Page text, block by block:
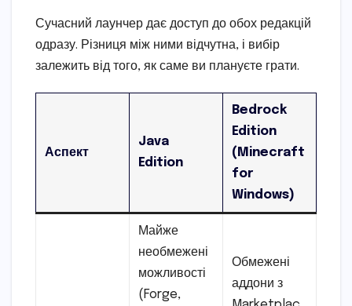
Сучасний лаунчер дає доступ до обох редакцій
одразу. Різниця між ними відчутна, і вибір
залежить від того, як саме ви плануєте грати.
Аспект
Java
Edition
Bedrock
Edition
(Minecraft
for
Windows)
Майже
необмежені
можливості
(Forge,
Обмежені
аддони з